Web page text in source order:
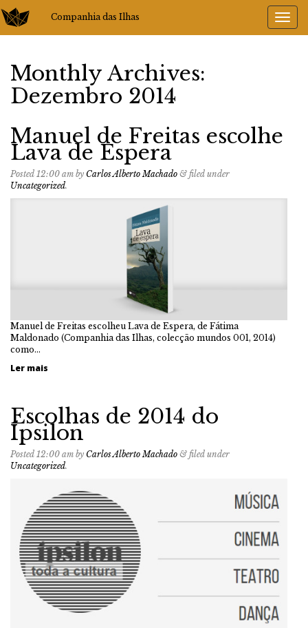
Companhia das Ilhas
Monthly Archives:
Dezembro 2014
Manuel de Freitas escolhe
Lava de Espera
Posted 12:00 am by Carlos Alberto Machado & filed under
Uncategorized.
Manuel de Freitas escolheu Lava de Espera, de Fátima
Maldonado (Companhia das Ilhas, colecção mundos 001, 2014)
como…
Ler mais
Escolhas de 2014 do
Ípsilon
Posted 12:00 am by Carlos Alberto Machado & filed under
Uncategorized.